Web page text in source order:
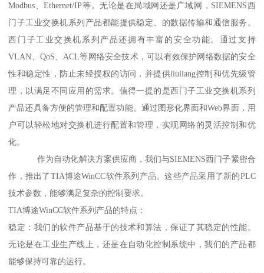
Modbus、Ethernet/IP等。无论是在局域网还是广域网，SIEMENS西
门子工业交换机系列产品都能提供稳定、的数据传输和通信服务。
西门子工业交换机系列产品还拥有丰富的安全功能。通过支持
VLAN、QoS、ACL等网络安全技术，可以有效保护网络数据的安全
性和稳定性，防止未经授权的访问，并提供liuliang控制和优先级管
理，以满足不同应用的需求。值得一提的是西门子工业交换机系列
产品还具备方便的管理和配置功能。通过图形化界面和Web界面，用
户可以轻松地对交换机进行配置和管理，实现网络的灵活控制和优
化。
作为自动化解决方案供应商，我们与SIEMENS西门子紧密合
作，推出了TIA博途WinCC软件系列产品。这些产品采用了新的PLC
技术参数，能够满足复杂的控制要求。
TIA博途WinCC软件系列产品的特点：
稳定：我们的软件产品基于的技术和算法，保证了其稳定的性能。
无论是在工业生产线上，还是在自动化控制系统中，我们的产品都
能够保持可靠的运行。